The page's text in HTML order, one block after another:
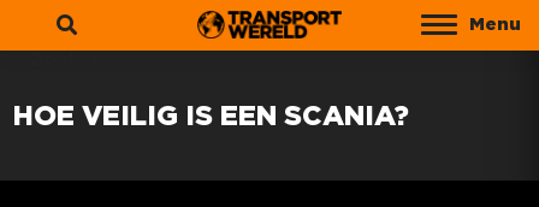
Menu
HOE VEILIG IS EEN SCANIA?